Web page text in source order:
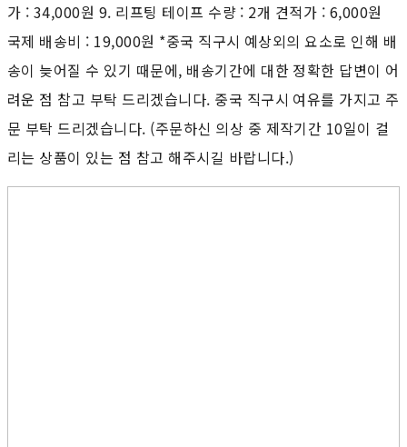
가 : 34,000원 9. 리프팅 테이프 수량 : 2개 견적가 : 6,000원
국제 배송비 : 19,000원 *중국 직구시 예상외의 요소로 인해 배
송이 늦어질 수 있기 때문에, 배송기간에 대한 정확한 답변이 어
려운 점 참고 부탁 드리겠습니다. 중국 직구시 여유를 가지고 주
문 부탁 드리겠습니다. (주문하신 의상 중 제작기간 10일이 걸
리는 상품이 있는 점 참고 해주시길 바랍니다.)